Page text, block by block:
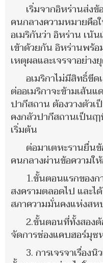
เริ่มจากอิหร่านส่ง
คนกลางความหมายคือ
อเมริกันว่า อิหร่าน เน้
เข้าด้วยกัน อิหร่านพร้อ
เหตุผลและเจรจาอย่าง
อเมริกาไม่มีสิทธิ์ขี
ต่ออเมริกาจะข้ามเส้น
ปากีสถาน ต้องวางตัวเ
คงกลัวปากีสถานเป็นฤ
เริ่มต้น
ต่อมาเตหะรานยื่น
คนกลางผ่านข้อความใ
1.ขั้นตอนแรกของก
สงครามตลอดไป และไ
สภาความมั่นคงแห่งสห
2.ขั้นตอนที่ทั้งสองต้
จัดการช่องแคบฮอร์มุซ
3. การเจรจาเรื่อง